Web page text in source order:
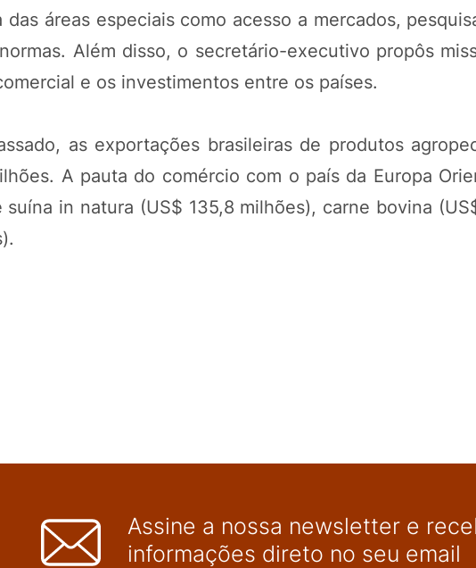
áreas especiais como acesso a mercados,
Além disso, o secretário-executivo propôs
e os investimentos entre os países.
as exportações brasileiras de produtos
A pauta do comércio com o país da Europa
in natura (US$ 135,8 milhões), carne bovina
Assine a nossa newsletter e
informações direto no seu email